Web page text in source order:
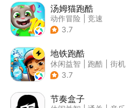
汤姆猫跑酷
动作冒险
竞速
| 汤姆猫
3.7
地铁跑酷
休闲益智 跑酷
街机
| 创梦天地
3.7
节奏盒子